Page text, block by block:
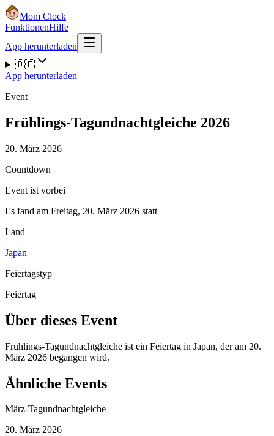
Mom Clock
FunktionenHilfe
App herunterladen
🇩🇪
App herunterladen
Event
Frühlings-Tagundnachtgleiche 2026
20. März 2026
Countdown
Event ist vorbei
Es fand am Freitag, 20. März 2026 statt
Land
Japan
Feiertagstyp
Feiertag
Über dieses Event
Frühlings-Tagundnachtgleiche ist ein Feiertag in Japan, der am 20.
März 2026 begangen wird.
Ähnliche Events
März-Tagundnachtgleiche
20. März 2026